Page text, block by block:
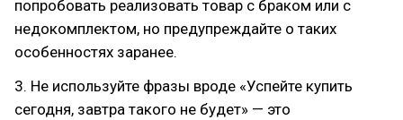
попробовать реализовать товар с браком или с
недокомплектом, но предупреждайте о таких
особенностях заранее.
3. Не используйте фразы вроде «Успейте купить
сегодня, завтра такого не будет» — это